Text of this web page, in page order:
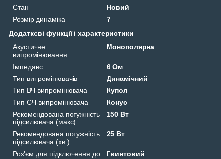
Стан
Новий
Розмір динаміка
7
Додаткові функції і характеристики
Акустичне
випромінювання
Монополярна
Імпеданс
6 Ом
Тип випромінювачів
Динамічний
Тип ВЧ-випромінювача
Купол
Тип СЧ-випромінювача
Конус
Рекомендована потужність
підсилювача (макс)
150 Вт
Рекомендована потужність
підсилювача (хв.)
25 Вт
Роз'єм для підключення до
Гвинтовий